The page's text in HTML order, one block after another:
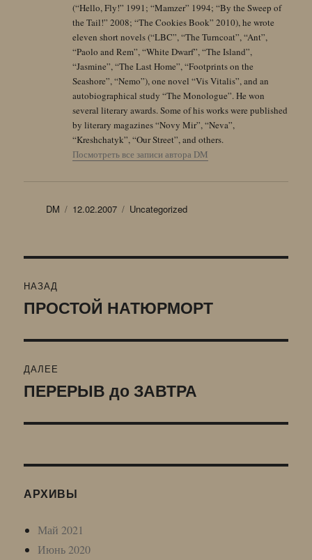
(“Hello, Fly!” 1991; “Mamzer” 1994; “By the Sweep of
the Tail!” 2008; “The Cookies Book” 2010), he wrote
eleven short novels (“LBC”, “The Turncoat”, “Ant”,
“Paolo and Rem”, “White Dwarf”, “The Island”,
“Jasmine”, “The Last Home”, “Footprints on the
Seashore”, “Nemo”), one novel “Vis Vitalis”, and an
autobiographical study “The Monologue”. He won
several literary awards. Some of his works were published
by literary magazines “Novy Mir”, “Neva”,
“Kreshchatyk”, “Our Street”, and others.
Посмотреть все записи автора DM
Автор
DM Опубликовано
12.02.2007 Рубрики
Uncategorized
по
НАЗАД
Предыдущая
ПРОСТОЙ НАТЮРМОРТ
ДАЛЕЕ
Следующая
ПЕРЕРЫВ до ЗАВТРА
АРХИВЫ
Май 2021
Июнь 2020